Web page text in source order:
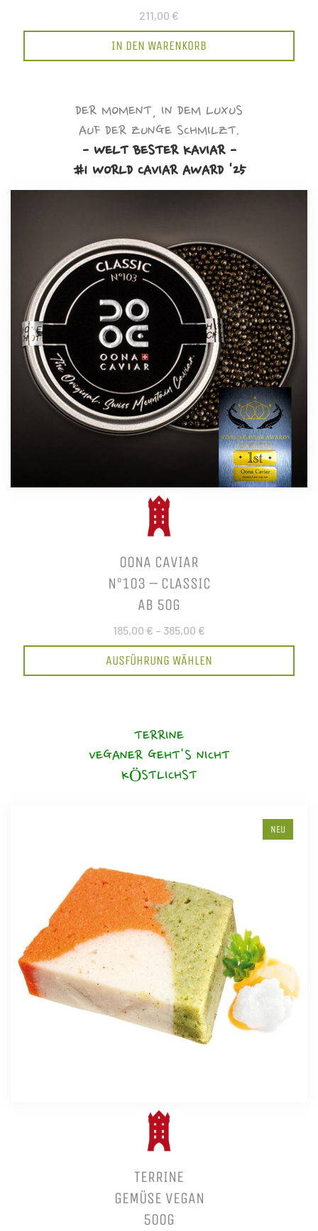
211,00 €
IN DEN WARENKORB
DER MOMENT, IN DEM LUXUS
AUF DER ZUNGE SCHMILZT.
- WELT BESTER KAVIAR -
#1 WORLD CAVIAR AWARD '25
OONA CAVIAR
N°103 – CLASSIC
AB 50G
185,00 € – 385,00 €
AUSFÜHRUNG WÄHLEN
TERRINE
VEGANER GEHT'S NICHT
KÖSTLICHST
NEU
TERRINE
GEMÜSE VEGAN
500G